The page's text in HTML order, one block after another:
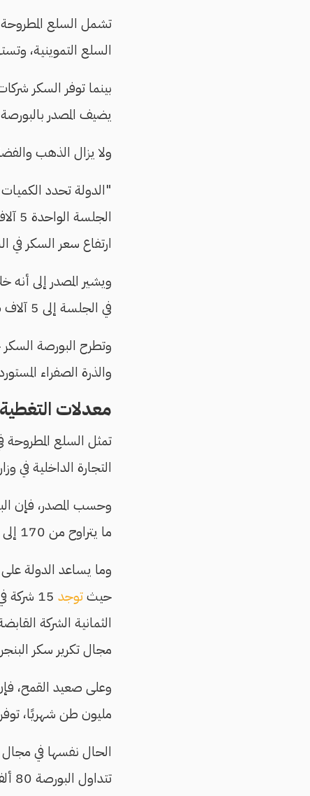
تشمل السلع
السلع التموينية،
بينما توفر السكر
يضيف المصدر
ولا يزال الذهب
"الدولة تحدد
ارتفاع سعر السكر في
في الجلسة إلى 5 آلاف طن نظرًا لزيادة المعروض في السوق المحلية".
وتطرح البورصة
والذرة الصفراء
معدلات
تمثل السلع
التجارة الداخلية في
ما يتراوح من 170 إلى 180 ألف طن من السكر شهريًا.
وما يساعد الدولة
حيثتوجد
15
الثمانية الشركة
مجال تكرير سكر
مليون طن شهريًا، توفر السوق الحرة منهم
تتداول البورصة 80 ألف طن شهريًا بحد أقصى.